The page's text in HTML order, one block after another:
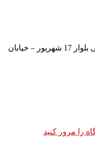
تهران – بزرگراه فتح – انتهای غربی بلوار 17 شهریور – خیابان
را مرور کنید